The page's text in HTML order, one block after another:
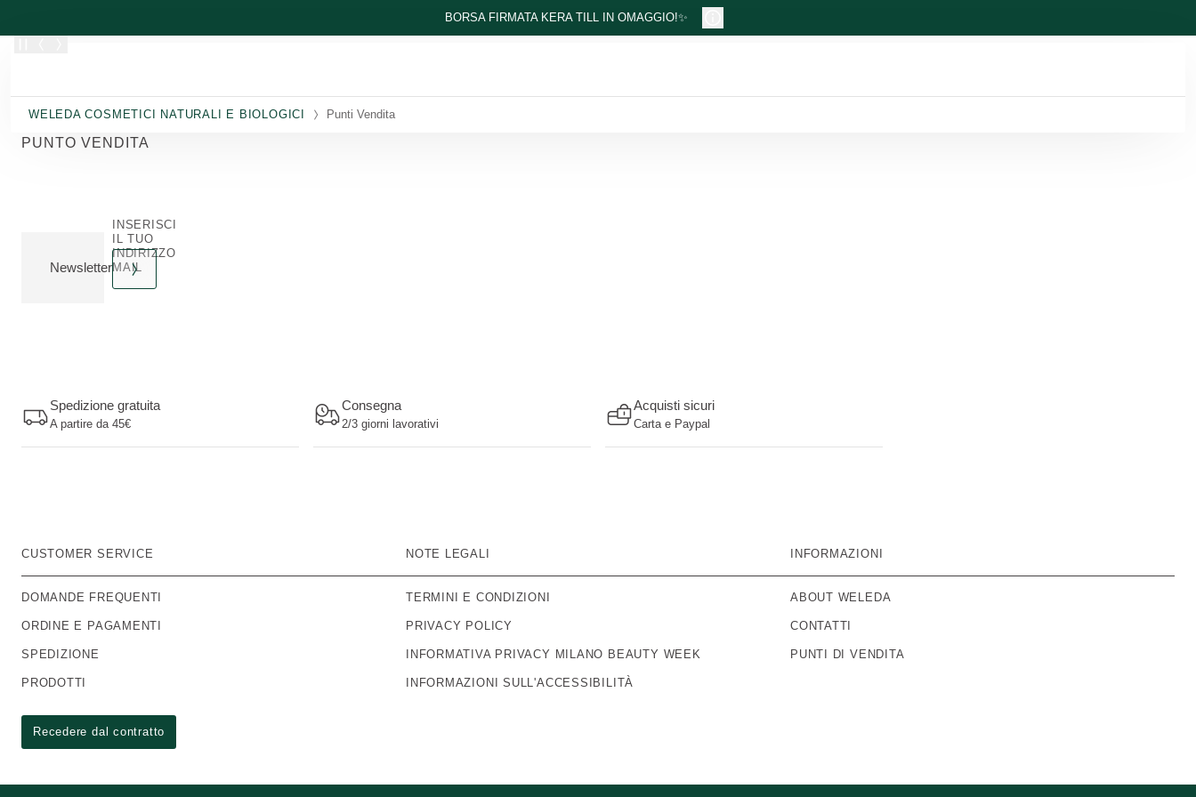
BORSA FIRMATA KERA TILL IN OMAGGIO!✨
WELEDA COSMETICI NATURALI E BIOLOGICI Punti Vendita
PUNTO VENDITA
Newsletter
INSERISCI
IL TUO
INDIRIZZO
MAIL
Spedizione gratuita
A partire da 45€
Consegna
2/3 giorni lavorativi
Acquisti sicuri
Carta e Paypal
CUSTOMER SERVICE
DOMANDE FREQUENTI
ORDINE E PAGAMENTI
SPEDIZIONE
PRODOTTI
Recedere dal contratto
NOTE LEGALI
TERMINI E CONDIZIONI
PRIVACY POLICY
INFORMATIVA PRIVACY MILANO BEAUTY WEEK
INFORMAZIONI SULL'ACCESSIBILITÀ
INFORMAZIONI
ABOUT WELEDA
CONTATTI
PUNTI DI VENDITA